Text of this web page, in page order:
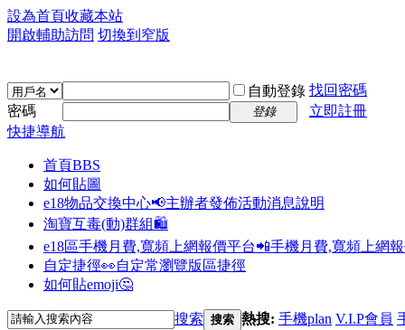
設為首頁收藏本站
開啟輔助訪問 切換到窄版
自動登錄 找回密碼
密碼
登錄
立即註冊
快捷導航
首頁BBS
如何貼圖
e18物品交換中心📢主辦者發佈活動消息說明
淘寶互毒(動)群組🛍️
e18區手機月費,寬頻上網報價平台📲手機月費,寬頻上網
自定捷徑👀自定常瀏覽版區捷徑
如何貼emoji🤔
搜索 搜索 熱搜: 手機plan V.I.P會員